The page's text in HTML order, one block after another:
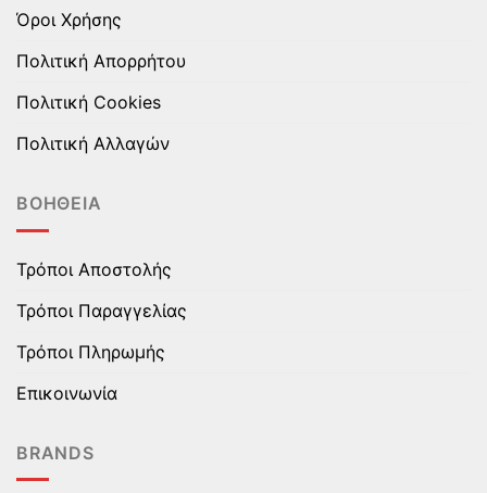
Όροι Χρήσης
Πολιτική Απορρήτου
Πολιτική Cookies
Πολιτική Αλλαγών
ΒΟΉΘΕΙΑ
Τρόποι Αποστολής
Τρόποι Παραγγελίας
Τρόποι Πληρωμής
Επικοινωνία
BRANDS